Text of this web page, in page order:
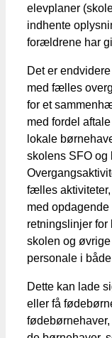
elevplaner
indhente
forældrene har
Det er
med fælles
for et
med fordel
lokale
skolens SFO og
fælles
med
retningslinjer
skolen og
personale i
Dette kan lade
eller få